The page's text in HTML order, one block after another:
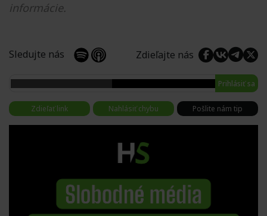
informácie.
Sledujte nás Zdieľajte nás
Prihlásiť sa
Zdieľať link Nahlásiť chybu Pošlite nám tip